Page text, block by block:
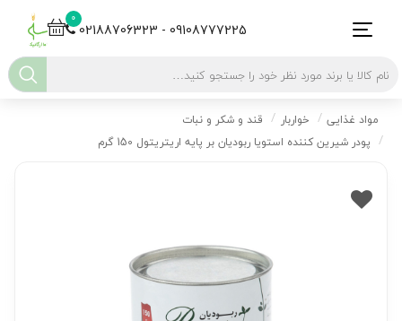
0
02188706323 - 09108777225
مواد غذایی خواربار
قند و شکر و نبات
پودر شیرین کننده استویا ربودیان بر پایه اریتریتول 150 گرم